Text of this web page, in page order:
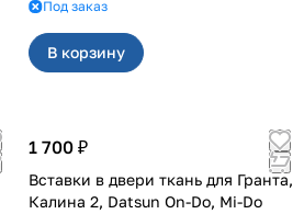
Под заказ
В корзину
1 700 ₽
Вставки в двери ткань для Гранта,
Калина 2, Datsun On-Do, Mi-Do